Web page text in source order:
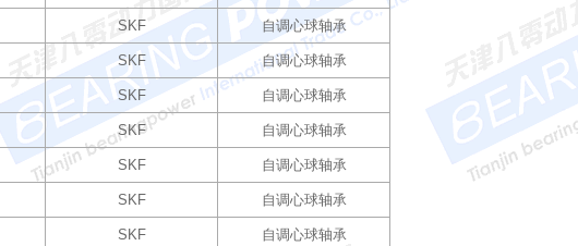
SKF 自调心球轴承
SKF 自调心球轴承
SKF 自调心球轴承
SKF 自调心球轴承
SKF 自调心球轴承
SKF 自调心球轴承
SKF 自调心球轴承